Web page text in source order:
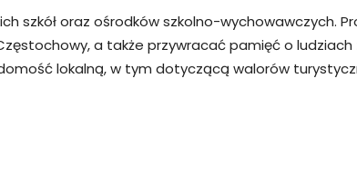
szkół oraz ośrodków szkolno-wychowawczych.
a także przywracać pamięć o
lokalną, w tym dotyczącą walorów